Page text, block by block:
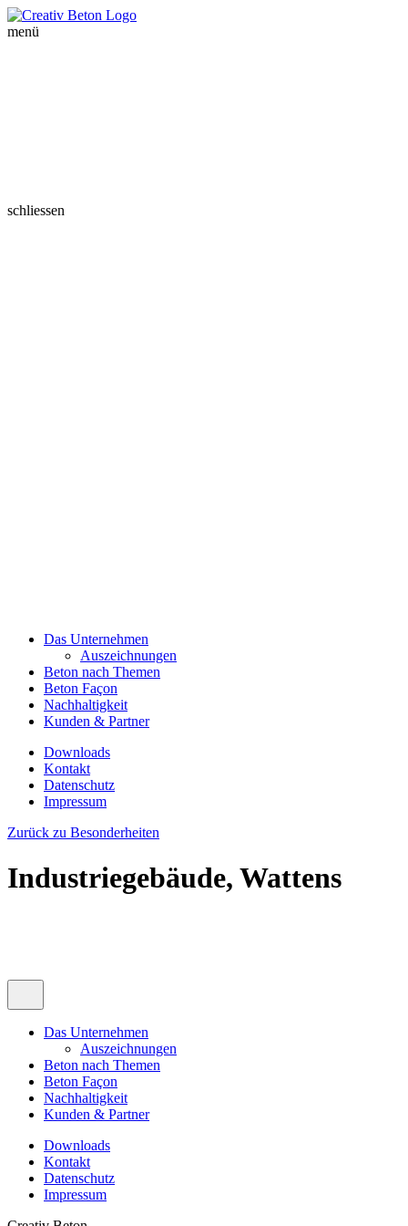
menü
schliessen
Das Unternehmen
Auszeichnungen
Beton nach Themen
Beton Façon
Nachhaltigkeit
Kunden & Partner
Downloads
Kontakt
Datenschutz
Impressum
Zurück zu Besonderheiten
Industriegebäude, Wattens
Das Unternehmen
Auszeichnungen
Beton nach Themen
Beton Façon
Nachhaltigkeit
Kunden & Partner
Downloads
Kontakt
Datenschutz
Impressum